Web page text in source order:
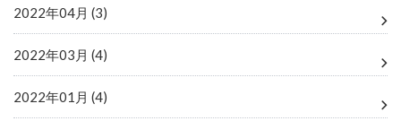
2022年04月 (3)
2022年03月 (4)
2022年01月 (4)